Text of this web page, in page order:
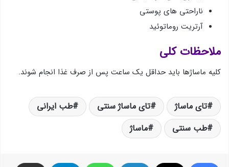
ناراحتی های پوستی
آرتریت روماتوئید
ملاحظات كلی
كلیه ماساژها باید حداقل یك ساعت پس از صرف غذا انجام شوند.
تای ماساژ تای ماساژ سنتی
طب ایرانی
طب سنتی
ماساژ